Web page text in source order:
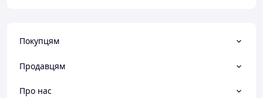
Покупцям
Продавцям
Про нас